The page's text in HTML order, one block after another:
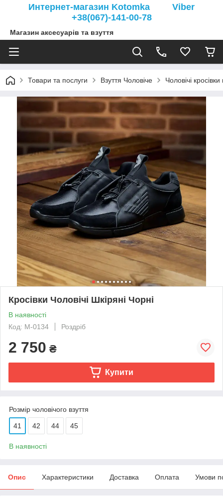
Интернет-магазин Kotomka Viber
+38(067)-141-00-78
Магазин аксесуарів та взуття
Товари та послуги Взуття Чоловіче Чоловічі
Кросівки Чоловічі Шкіряні Чорні
В наявності
Код: M-0134
Роздріб
2 750 ₴
Купити
Розмір чоловічого взуття
41 42 44 45
В наявності
Опис Характеристики Доставка Оплата Умови